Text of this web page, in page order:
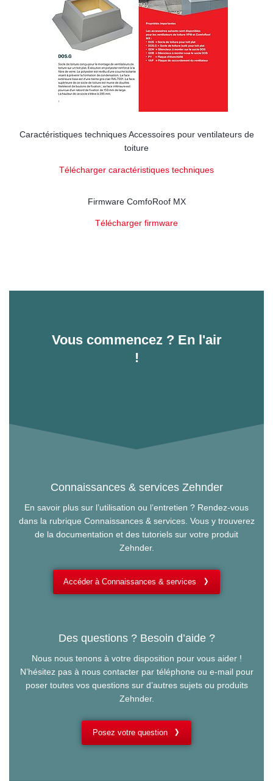
Caractéristiques techniques Accessoires pour ventilateurs de
toiture
Télécharger caractéristiques techniques
Firmware ComfoRoof MX
Télécharger firmware
Vous commencez ? En l'air
!
Connaissances & services Zehnder
En savoir plus sur l’utilisation ou l’entretien ? Rendez-vous
dans la rubrique Connaissances & services. Vous y trouverez
de la documentation et des tutoriels sur votre produit
Zehnder.
Accéder à Connaissances & services
Des questions ? Besoin d’aide ?
Nous nous tenons à votre disposition pour vous aider !
N’hésitez pas à nous contacter par téléphone ou e-mail pour
poser toutes vos questions sur d’autres sujets ou produits
Zehnder.
Posez votre question